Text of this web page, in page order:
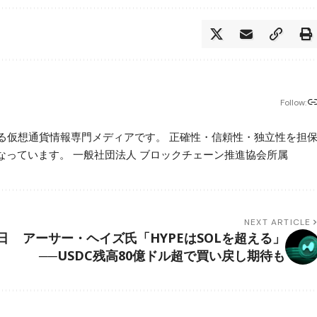
Follow:
想通貨情報専門メディアです。 正確性・信頼性・独立性を担保
ています。 一般社団法人 ブロックチェーン推進協会所属
NEXT ARTICLE
アーサー・ヘイズ氏「HYPEはSOLを超える」
──USDC残高80億ドル超で買い戻し期待も